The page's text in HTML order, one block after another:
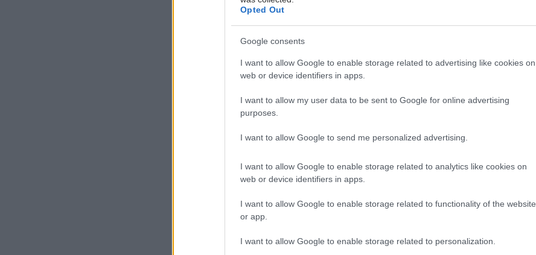
Opted Out
Google consents
I want to allow Google to enable storage related to advertising like cookies on
web or device identifiers in apps.
I want to allow my user data to be sent to Google for online advertising
purposes.
I want to allow Google to send me personalized advertising.
I want to allow Google to enable storage related to analytics like cookies on
web or device identifiers in apps.
I want to allow Google to enable storage related to functionality of the website
or app.
I want to allow Google to enable storage related to personalization.
συνολική θνησιμότητα ήταν αυξημένη κατά 44%.
μπορούσε να ενταχθεί στην πρωτοβάθμια φροντίδα,
διευκολύνοντας τον έγκαιρο εντοπισμό ασθενών υψηλού
κινδύνου.
Η Dickkopf-3 είναι γνωστή για τον ρόλο της στην εμβρυϊκή
μηχανισμών. Τα νέα δεδομένα, ωστόσο, δείχνουν ότι η δράση
επηρεάζοντας καθοριστικά την πορεία σοβαρών χρόνιων
παθήσεων.
Οι επιστήμονες εκτιμούν ότι η DKK3 θα μπορούσε στο μέλλον να